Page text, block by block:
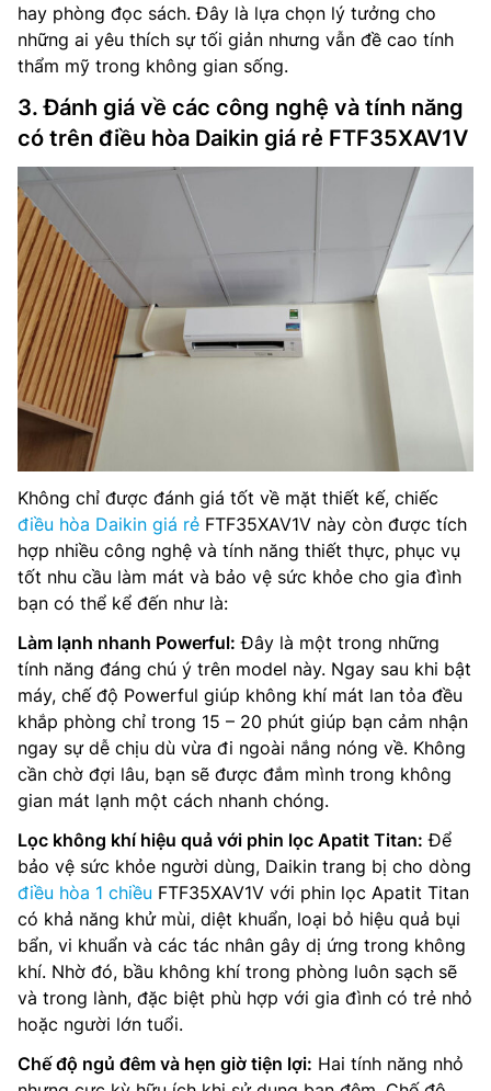
hay phòng đọc sách. Đây là lựa chọn lý tưởng cho
những ai yêu thích sự tối giản nhưng vẫn đề cao tính
thẩm mỹ trong không gian sống.
3. Đánh giá về các công nghệ và tính năng
có trên điều hòa Daikin giá rẻ FTF35XAV1V
Không chỉ được đánh giá tốt về mặt thiết kế, chiếc
điều hòa Daikin giá rẻ FTF35XAV1V này còn được tích
hợp nhiều công nghệ và tính năng thiết thực, phục vụ
tốt nhu cầu làm mát và bảo vệ sức khỏe cho gia đình
bạn có thể kể đến như là:
Làm lạnh nhanh Powerful: Đây là một trong những
tính năng đáng chú ý trên model này. Ngay sau khi bật
máy, chế độ Powerful giúp không khí mát lan tỏa đều
khắp phòng chỉ trong 15 – 20 phút giúp bạn cảm nhận
ngay sự dễ chịu dù vừa đi ngoài nắng nóng về. Không
cần chờ đợi lâu, bạn sẽ được đắm mình trong không
gian mát lạnh một cách nhanh chóng.
Lọc không khí hiệu quả với phin lọc Apatit Titan: Để
bảo vệ sức khỏe người dùng, Daikin trang bị cho dòng
điều hòa 1 chiều FTF35XAV1V với phin lọc Apatit Titan
có khả năng khử mùi, diệt khuẩn, loại bỏ hiệu quả bụi
bẩn, vi khuẩn và các tác nhân gây dị ứng trong không
khí. Nhờ đó, bầu không khí trong phòng luôn sạch sẽ
và trong lành, đặc biệt phù hợp với gia đình có trẻ nhỏ
hoặc người lớn tuổi.
Chế độ ngủ đêm và hẹn giờ tiện lợi: Hai tính năng nhỏ